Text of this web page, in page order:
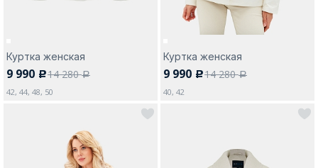
Куртка женская
9 990 c14 280a
42, 44, 48, 50
Куртка женская
9 990 c14 280a
40, 42